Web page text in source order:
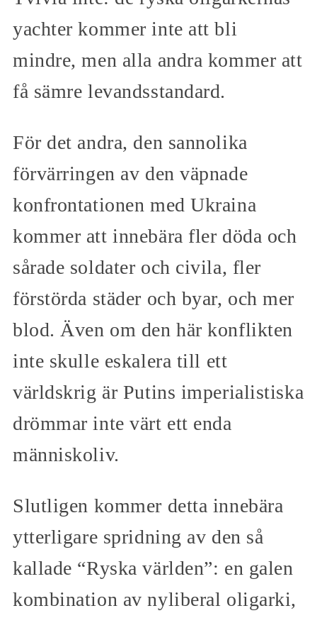
yachter kommer inte att bli
mindre, men alla andra kommer att
få sämre levandsstandard.
För det andra, den sannolika
förvärringen av den väpnade
konfrontationen med Ukraina
kommer att innebära fler döda och
sårade soldater och civila, fler
förstörda städer och byar, och mer
blod. Även om den här konflikten
inte skulle eskalera till ett
världskrig är Putins imperialistiska
drömmar inte värt ett enda
människoliv.
Slutligen kommer detta innebära
ytterligare spridning av den så
kallade “Ryska världen”: en galen
kombination av nyliberal oligarki,